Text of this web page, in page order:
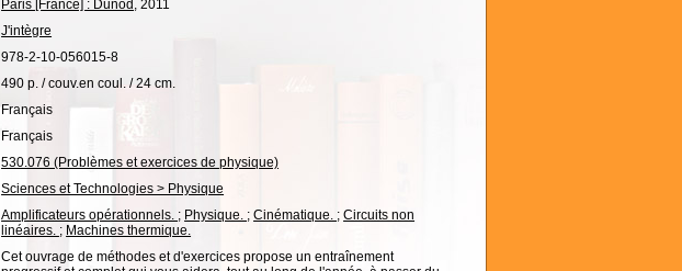
Paris [France] : Dunod , 2011
J'intègre
978-2-10-056015-8
490 p. / couv.en coul. / 24 cm.
Français
Français
530.076 (Problèmes et exercices de physique)
Sciences et Technologies > Physique
Amplificateurs opérationnels. ; Physique. ;Cinématique. ;Circuits non
linéaires. ; Machines thermique.
Cet ouvrage de méthodes et d'exercices propose un entraînement